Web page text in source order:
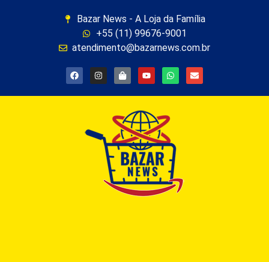
Bazar News - A Loja da Família
+55 (11) 99676-9001
atendimento@bazarnews.com.br